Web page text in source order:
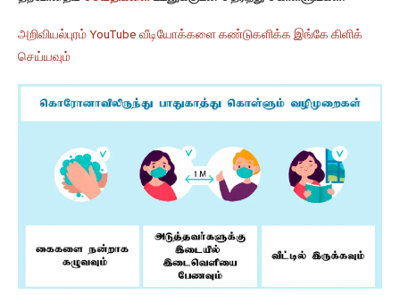
அறிவியல்புரம் YouTube வீடியோக்களை கண்டுகளிக்க இங்கே கிளிக்
செய்யவும்